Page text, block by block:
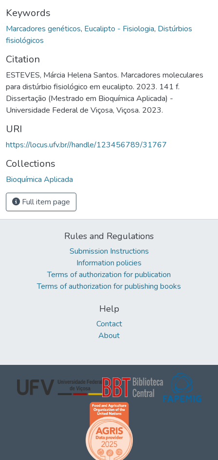
Keywords
Marcadores genéticos, Eucalipto - Fisiologia, Distúrbios
fisiológicos
Citation
ESTEVES, Márcia Helena Santos. Marcadores moleculares
para distúrbio fisiológico em eucalipto. 2023. 141 f.
Dissertação (Mestrado em Bioquímica Aplicada) -
Universidade Federal de Viçosa, Viçosa. 2023.
URI
https://locus.ufv.br//handle/123456789/31767
Collections
Bioquímica Aplicada
Full item page
Rules and Regulations
Submission Instructions
Information policies
Terms of authorization for publication
Terms of authorization for publishing books
Help
Contact
About